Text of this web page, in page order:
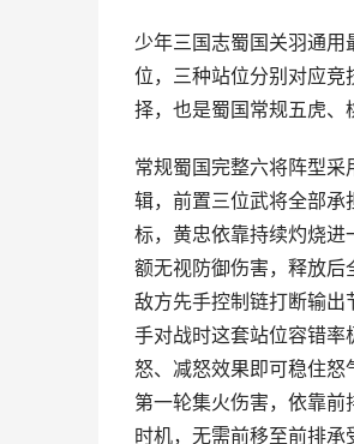
少年三国志蜀国关羽通
位，三种站位分别对应竞
择，也是蜀国常规五虎、
常规蜀国完整六将阵型
辑，前置三位武将全部承
标，黄忠依靠持续灼烧进
额无视防御伤害，释放
敌方先手控制链打断输
手对战时这套站位容错率
怒、减怒效果即可稳住
第一轮集火伤害，依靠
时机，无需前移至前排承